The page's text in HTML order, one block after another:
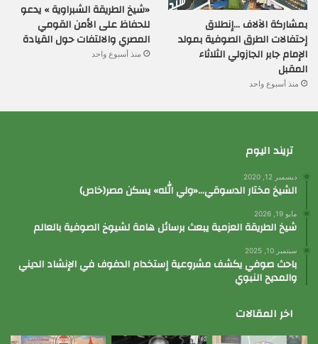
بمشاركة الآلاف …إنطلاق
إحتفالات الطرق الصوفية بمولد
الإمام جابر الجازولي الثلاثاء
المقبل
منذ أسبوع واحد
«شيخ الطريقة الشبراوية » يدعو
للحفاظ على الأمن القومي
المصري والالتفات حول القيادة
منذ أسبوع واحد
تريند اليوم
ديسمبر 12, 2020
الشيخ مختار الدسوقي…«ولي الله» يسكن مصر(خاص)
مايو 19, 2026
شيخ الطريقة العزمية يبعث برسائل هامة لشيوخ الصوفية بالعالم
سبتمبر 10, 2025
باحث صوفي يكشف مشروعية إستخدام الدفوف في الإنشاد الديني
والمديح النبوي
اخر المقالات